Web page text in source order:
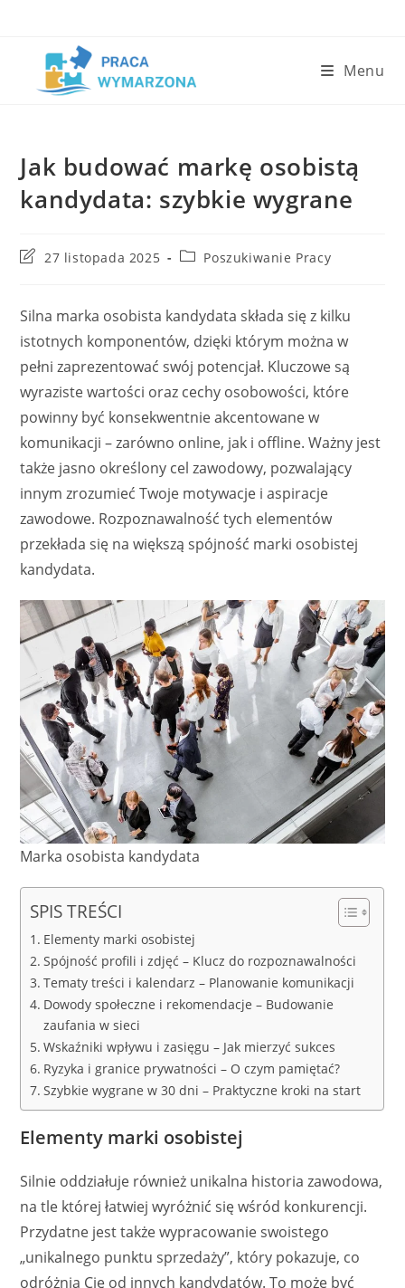
Menu
Jak budować markę osobistą
kandydata: szybkie wygrane
Post27 listopada 2025
PostPoszukiwanie Pracy
Silna marka osobista kandydata składa się z kilku
istotnych komponentów, dzięki którym można w
pełni zaprezentować swój potencjał. Kluczowe są
wyraziste wartości oraz cechy osobowości, które
powinny być konsekwentnie akcentowane w
komunikacji – zarówno online, jak i offline. Ważny jest
także jasno określony cel zawodowy, pozwalający
innym zrozumieć Twoje motywacje i aspiracje
zawodowe. Rozpoznawalność tych elementów
przekłada się na większą spójność marki osobistej
kandydata.
Marka osobista kandydata
SPIS TREŚCI
Elementy marki osobistej
Spójność profili i zdjęć – Klucz do rozpoznawalności
Tematy treści i kalendarz – Planowanie komunikacji
Dowody społeczne i rekomendacje – Budowanie
zaufania w sieci
Wskaźniki wpływu i zasięgu – Jak mierzyć sukces
Ryzyka i granice prywatności – O czym pamiętać?
Szybkie wygrane w 30 dni – Praktyczne kroki na start
Elementy marki osobistej
Silnie oddziałuje również unikalna historia zawodowa,
na tle której łatwiej wyróżnić się wśród konkurencji.
Przydatne jest także wypracowanie swoistego
„unikalnego punktu sprzedaży”, który pokazuje, co
odróżnia Cię od innych kandydatów. To może być